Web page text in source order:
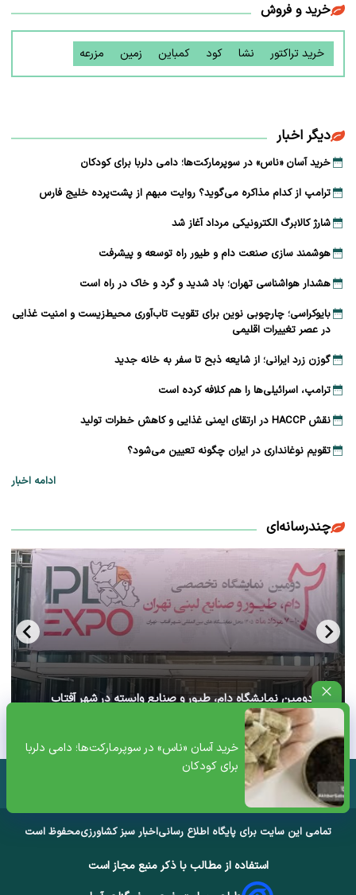
خرید آسان «ناس» در سوپرمارکت‌ها؛ دامی دلربا
برای کودکان
خرید و فروش
خرید تراکتور نشا کود کمباین زمین مزرعه
دیگر اخبار
خرید آسان «ناس» در سوپرمارکت‌ها؛ دامی دلربا برای کودکان
ترامپ از کدام مذاکره می‌گوید؟ روایت مبهم از پشت‌پرده خلیج فارس
شارژ کالابرگ الکترونیکی مرداد آغاز شد
هوشمند سازی صنعت دام و طیور راه توسعه و پیشرفت
هشدار هواشناسی تهران؛ باد شدید و گرد و خاک در راه است
بایوکراسی؛ چارچوبی نوین برای تقویت تاب‌آوری محیط‌زیست و امنیت غذایی
در عصر تغییرات اقلیمی
گوزن زرد ایرانی؛ از شایعه ذبح تا سفر به خانه جدید
ترامپ، اسرائیلی‌ها را هم کلافه کرده است
نقش HACCP در ارتقای ایمنی غذایی و کاهش خطرات تولید
تقویم نوغانداری در ایران چگونه تعیین می‌شود؟
ادامه اخبار
چندرسانه‌ای
آغاز دومین نمایشگاه دام، طیور و صنایع وابسته در شهر آفتاب
تهران+ ویدئو
تمامی این سایت برای پایگاه اطلاع رسانیاخبار سبز کشاورزیمحفوظ است
استفاده از مطالب با ذکر منبع مجاز است